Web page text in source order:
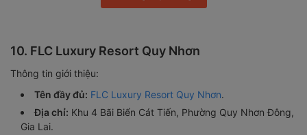
10. FLC Luxury Resort Quy Nhơn
Thông tin giới thiệu:
Tên đầy đủ: FLC Luxury Resort Quy Nhơn.
Địa chỉ: Khu 4 Bãi Biển Cát Tiến, Phường Quy Nhơn Đông,
Gia Lai.